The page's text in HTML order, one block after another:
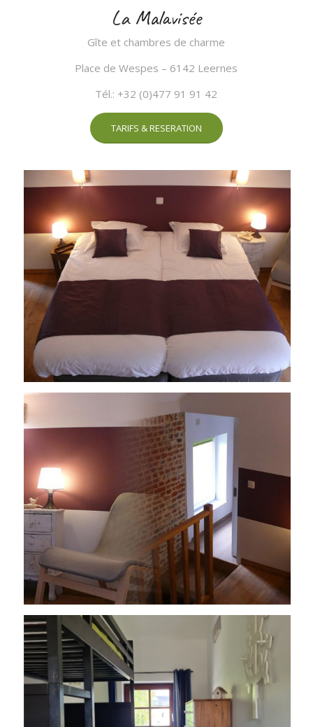
La Malavisée
Gîte et chambres de charme
Place de Wespes – 6142 Leernes
Tél.: +32 (0)477 91 91 42
TARIFS & RESERATION